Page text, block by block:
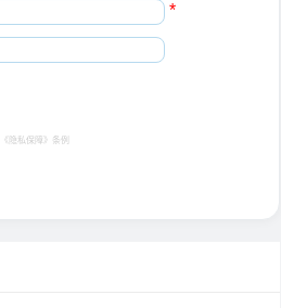
*
《隐私保障》 条例